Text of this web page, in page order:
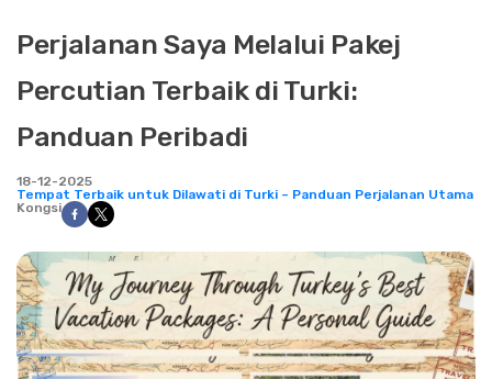
Perjalanan Saya Melalui Pakej
Percutian Terbaik di Turki:
Panduan Peribadi
18-12-2025
Tempat Terbaik untuk Dilawati di Turki – Panduan Perjalanan Utama
Kongsi